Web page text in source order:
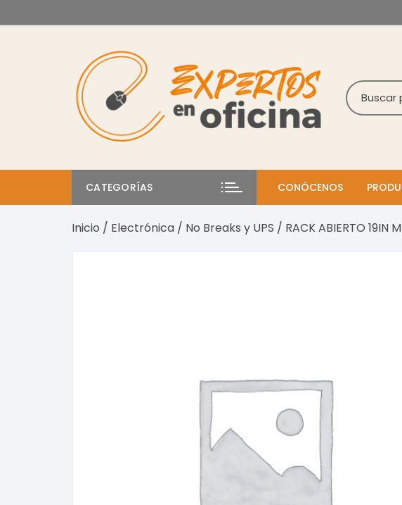
al
CATEGORÍAS CONÓCENOS
Inicio / Electrónica / No Breaks y UPS / RACK ABIERTO 19IN